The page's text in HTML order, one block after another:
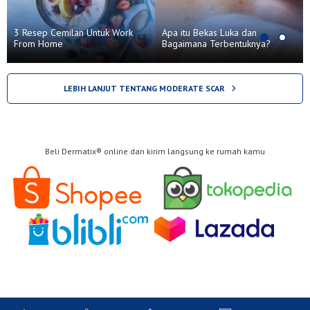
3 Resep Cemilan Untuk Work
From Home
Apa itu Bekas Luka dan
Bagaimana Terbentuknya?
LEBIH LANJUT TENTANG MODERATE SCAR
Beli Dermatix® online dan kirim langsung ke rumah kamu